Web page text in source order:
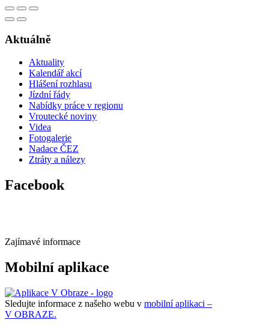
Aktuálně
Aktuality
Kalendář akcí
Hlášení rozhlasu
Jízdní řády
Nabídky práce v regionu
Vroutecké noviny
Videa
Fotogalerie
Nadace ČEZ
Ztráty a nálezy
Facebook
Zajímavé informace
Mobilní aplikace
Sledujte informace z našeho webu v mobilní aplikaci –
V OBRAZE.